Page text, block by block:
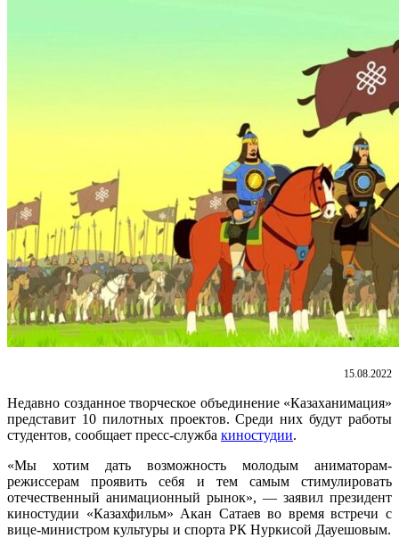
15.08.2022
Недавно созданное творческое объединение «Казаханимация»
представит 10 пилотных проектов. Среди них будут работы
студентов, сообщает пресс-служба киностудии.
«Мы хотим дать возможность молодым аниматорам-
режиссерам проявить себя и тем самым стимулировать
отечественный анимационный рынок», — заявил президент
киностудии «Казахфильм» Акан Сатаев во время встречи с
вице-министром культуры и спорта РК Нуркисой Дауешовым.